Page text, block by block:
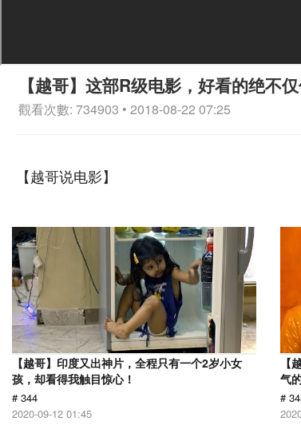
【越哥】这部R级电影，好看的绝不
觀看次數: 734903 • 2018-08-22 07:25
【越哥说电影】
【越哥】印度又出神片，全程只有一个2岁小女
孩，却看得我触目惊心！
# 344
2020-09-12 01:45
【
气
#